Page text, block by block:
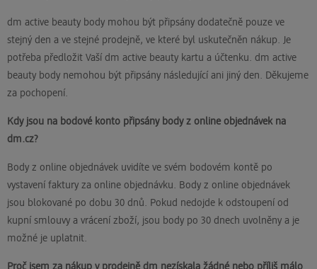
dm active beauty body mohou být připsány dodatečně pouze ve
stejný den a ve stejné prodejně, ve které byl uskutečněn nákup. Je
potřeba předložit Vaší dm active beauty kartu a účtenku. dm active
beauty body nemohou být připsány následující ani jiný den. Děkujeme
za pochopení.
Kdy jsou na bodové konto připsány body z online objednávek na
dm.cz?
Body z online objednávek uvidíte ve svém bodovém kontě po
vystavení faktury za online objednávku. Body z online objednávek
jsou blokované po dobu 30 dnů. Pokud nedojde k odstoupení od
kupní smlouvy a vrácení zboží, jsou body po 30 dnech uvolněny a je
možné je uplatnit.
Proč jsem za nákup v prodejně dm nezískala žádné nebo příliš málo